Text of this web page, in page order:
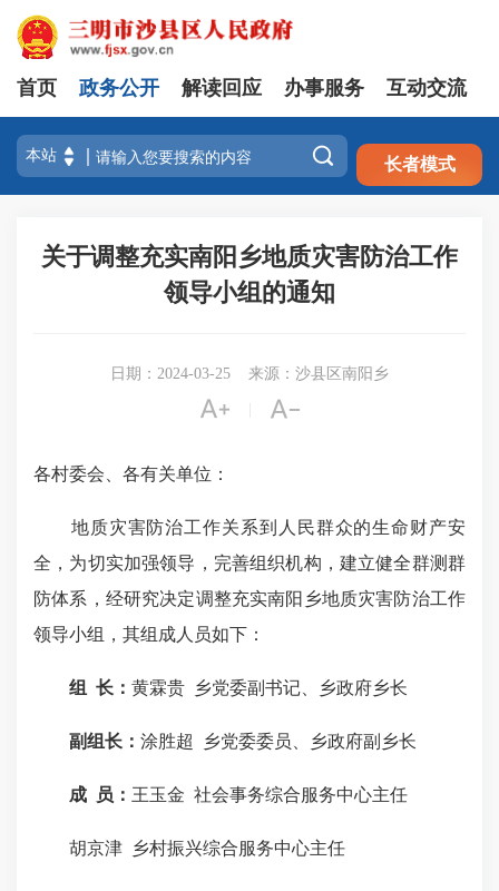
注册 登录
首页 政务公开 解读回应 办事服务 互动交流
 长者模式
关于调整充实南阳乡地质灾害防治工作
领导小组的通知
日期：2024-03-25 来源：沙县区南阳乡
 
各村委会、各有关单位：
地质灾害防治工作关系到人民群众的生命财产安
全，为切实加强领导，完善组织机构，建立健全群测群
防体系，经研究决定调整充实南阳乡地质灾害防治工作
领导小组，其组成人员如下：
组 长： 黄霖贵 乡党委副书记、乡政府乡长
副组长 ： 涂胜超 乡党委委员、乡政府副乡长
成 员 ： 王玉金 社会事务综合服务中心主任
胡京津 乡村振兴综合服务中心主任